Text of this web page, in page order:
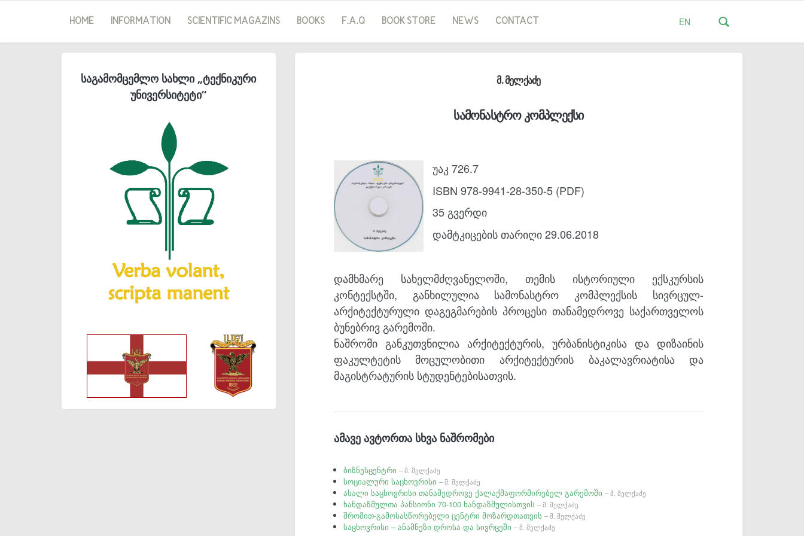
HOME INFORMATION SCIENTIFIC MAGAZINS BOOKS F.A.Q BOOK STORE NEWS CONTACT EN
საგამომცემლო სახლი „ტექნიკური
უნივერსიტეტი“
მ. მელქაძე
სამონასტრო კომპლექსი
უაკ 726.7
ISBN 978-9941-28-350-5 (PDF)
35 გვერდი
დამტკიცების თარიღი 29.06.2018
დამხმარე სახელმძღვანელოში, თემის ისტორიული ექსკურსის
კონტექსტში, განხილულია სამონასტრო კომპლექსის სივრცულ-
არქიტექტურული დაგეგმარების პროცესი თანამედროვე საქართველოს
ბუნებრივ გარემოში.
ნაშრომი განკუთვნილია არქიტექტურის, ურბანისტიკისა და დიზაინის
ფაკულტეტის მოცულობითი არქიტექტურის ბაკალავრიატისა და
მაგისტრატურის სტუდენტებისათვის.
ამავე ავტორთა სხვა ნაშრომები
ბიზნესცენტრი – მ. მელქაძე
სოციალური საცხოვრისი – მ. მელქაძე
ახალი საცხოვრისი თანამედროვე ქალაქმაფორმირებელ გარემოში – მ. მელქაძე
ხანდაზმულთა პანსიონი 70-100 ხანდაზმულისთვის – მ. მელქაძე
შრომით-გამოსასწორებელი ცენტრი მოზარდთათვის – მ. მელქაძე
საცხოვრისი – ანამნეზი დროსა და სივრცეში – მ. მელქაძე